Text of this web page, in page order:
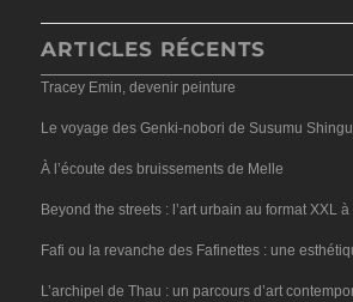
ARTICLES RÉCENTS
Tracey Emin, devenir peinture
Le voyage des Genki-nobori de Susumu Shingu
À l’écoute des bruissements de Melle
Beyond the streets : l’art urbain au format XXL
Fafi ou la revanche des Fafinettes : une
L’archipel de Thau : un parcours d’art